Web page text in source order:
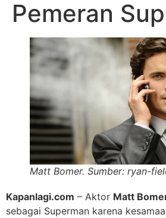
Pemeran
Matt Bomer. Sumber: ryan-
Kapanlagi.com – Aktor Matt
sebagai Superman karena